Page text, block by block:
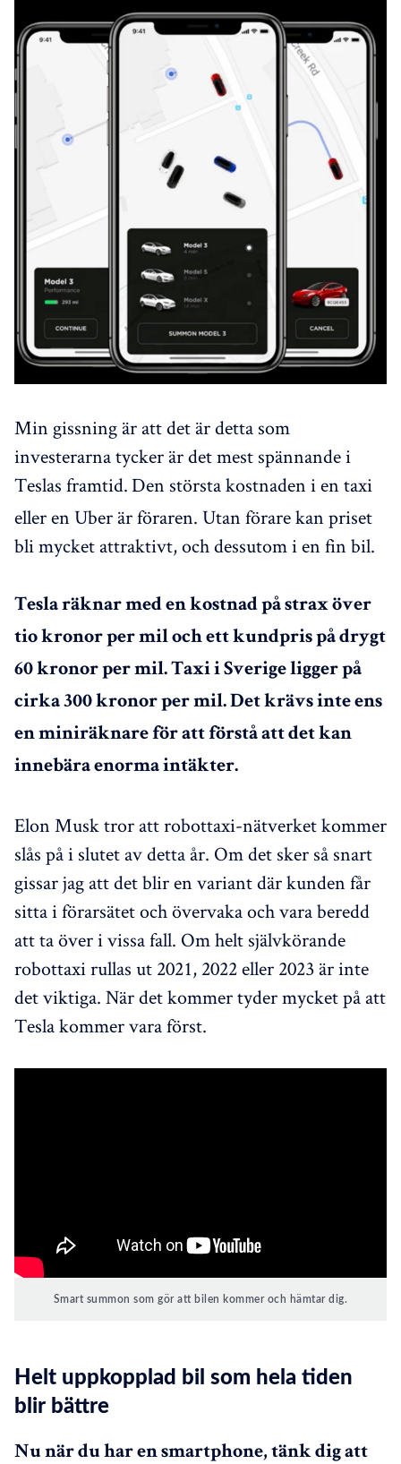
Min gissning är att det är detta som
investerarna tycker är det mest spännande i
Teslas framtid.Den största kostnaden i en taxi
eller en Uber är föraren. Utan förare kan priset
bli mycket attraktivt, och dessutom i en fin bil.
Tesla räknar med en kostnad på strax över
tio kronor per mil och ett kundpris på drygt
60 kronor per mil. Taxi i Sverige ligger på
cirka 300 kronor per mil. Det krävs inte ens
en miniräknare för att förstå att det kan
innebära enorma intäkter.
Elon Musk tror att robottaxi-nätverket kommer
slås på i slutet av detta år. Om det sker så snart
gissar jag att det blir en variant där kunden får
sitta i förarsätet och övervaka och vara beredd
att ta över i vissa fall. Om helt självkörande
robottaxi rullas ut 2021, 2022 eller 2023 är inte
det viktiga. När det kommer tyder mycket på att
Tesla kommer vara först.
Smart summon som gör att bilen kommer och hämtar dig.
Helt uppkopplad bil som hela tiden
blir bättre
Nu när du har en smartphone, tänk dig att